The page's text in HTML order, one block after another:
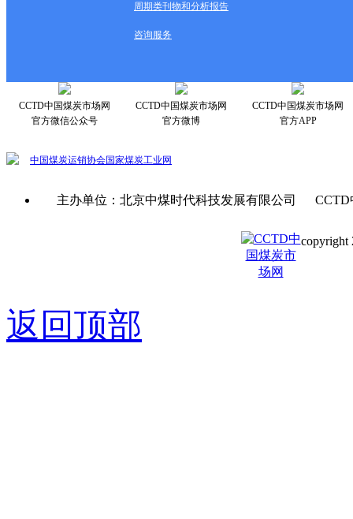
周期类刊物和分析报告
咨询服务
CCTD中国煤炭市场网
官方微信公众号
CCTD中国煤炭市场网
官方微博
CCTD中国煤炭市场网
官方APP
中国煤炭运销协会国家煤炭工业网
主办单位：北京中煤时代科技发展有限公司
copyright
返回顶部